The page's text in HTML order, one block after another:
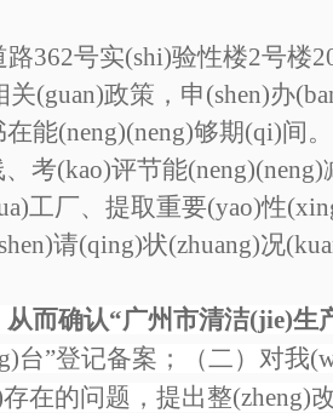
362号实(shi)验性楼2号楼
(guan)政策，申(shen)办
够期(qi)间。清
考(kao)评节能
工厂、提取重要(yao)性
请(qing)状(zhuang)况
从而确认“广州市清洁(jie)生
”登记备案；（二）对我
在的问题，提出整(zheng)